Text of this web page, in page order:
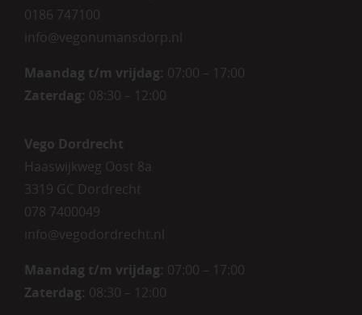
0186 747100
info@vegonumansdorp.nl
Maandag t/m vrijdag: 07:00 – 17:00
Zaterdag: 08:30 – 12:00
Vego Dordrecht
Haaswijkweg Oost 8a
3319 GC Dordrecht
078 7400049
info@vegodordrecht.nl
Maandag t/m vrijdag: 07:00 – 17:00
Zaterdag: 08:30 – 12:00